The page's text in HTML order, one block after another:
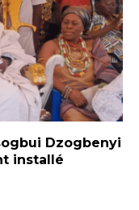
Dzogbenyi
installé